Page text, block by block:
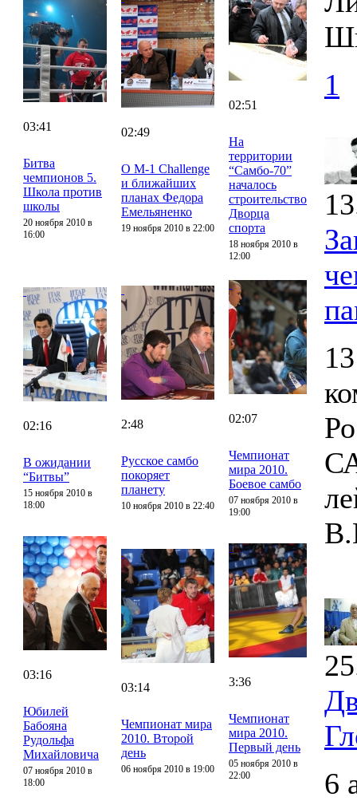
03:41
Битва
чемпионов 5.
Школа против
школы
20 ноября 2010 в
16:00
02:49
О M-1 Challenge
и ближайших
планах Федора
Емельяненко
19 ноября 2010 в 22:00
02:51
На
территории
“Самбо-70”
началось
строительство
Дворца
спорта
18 ноября 2010 в
12:00
02:16
В ожидании
“Битвы”
15 ноября 2010 в
18:00
2:48
Русское самбо
покоряет
планету
10 ноября 2010 в 22:40
02:07
Чемпионат
мира 2010.
Боевое самбо
07 ноября 2010 в
19:00
03:16
Юбилей
Бабояна
Рудольфа
Михайловича
07 ноября 2010 в
18:00
03:14
Чемпионат мира
2010. Второй
день
06 ноября 2010 в 19:00
3:36
Чемпионат
мира 2010.
Первый день
05 ноября 2010 в
22:00
1
6